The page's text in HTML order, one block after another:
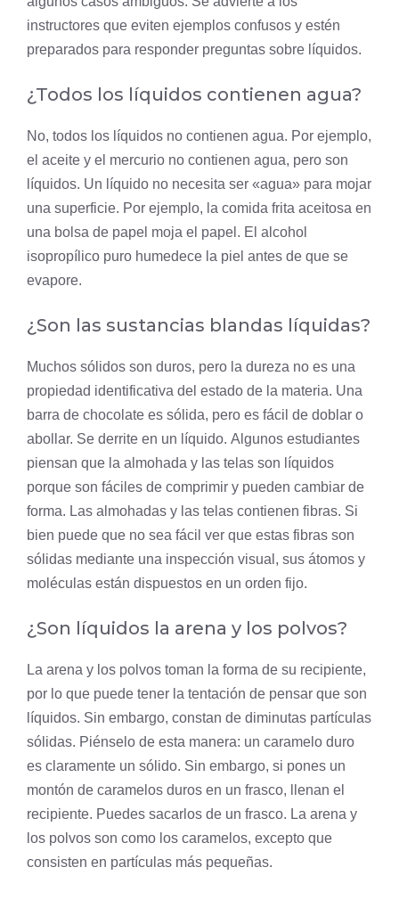
instructores que eviten ejemplos confusos y estén
preparados para responder preguntas sobre líquidos.
¿Todos los líquidos contienen agua?
No, todos los líquidos no contienen agua. Por ejemplo,
el aceite y el mercurio no contienen agua, pero son
líquidos. Un líquido no necesita ser «agua» para mojar
una superficie. Por ejemplo, la comida frita aceitosa en
una bolsa de papel moja el papel. El alcohol
isopropílico puro humedece la piel antes de que se
evapore.
¿Son las sustancias blandas líquidas?
Muchos sólidos son duros, pero la dureza no es una
propiedad identificativa del estado de la materia. Una
barra de chocolate es sólida, pero es fácil de doblar o
abollar. Se derrite en un líquido. Algunos estudiantes
piensan que la almohada y las telas son líquidos
porque son fáciles de comprimir y pueden cambiar de
forma. Las almohadas y las telas contienen fibras. Si
bien puede que no sea fácil ver que estas fibras son
sólidas mediante una inspección visual, sus átomos y
moléculas están dispuestos en un orden fijo.
¿Son líquidos la arena y los polvos?
La arena y los polvos toman la forma de su recipiente,
por lo que puede tener la tentación de pensar que son
líquidos. Sin embargo, constan de diminutas partículas
sólidas. Piénselo de esta manera: un caramelo duro
es claramente un sólido. Sin embargo, si pones un
montón de caramelos duros en un frasco, llenan el
recipiente. Puedes sacarlos de un frasco. La arena y
los polvos son como los caramelos, excepto que
consisten en partículas más pequeñas.